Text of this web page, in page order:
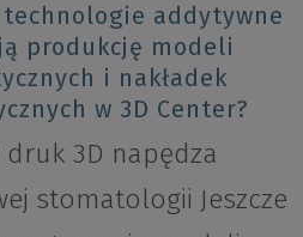
technologie addytywne
produkcję modeli
i nakładek
w 3D Center?
druk 3D napędza
stomatologii Jeszcze